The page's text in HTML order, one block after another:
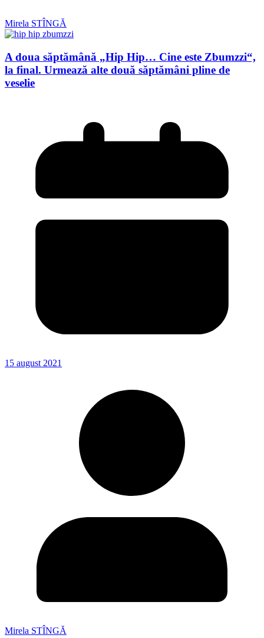
Mirela STÎNGĂ
A doua săptămână „Hip Hip… Cine este Zbumzzi“,
la final. Urmează alte două săptămâni pline de
veselie
15 august 2021
Mirela STÎNGĂ